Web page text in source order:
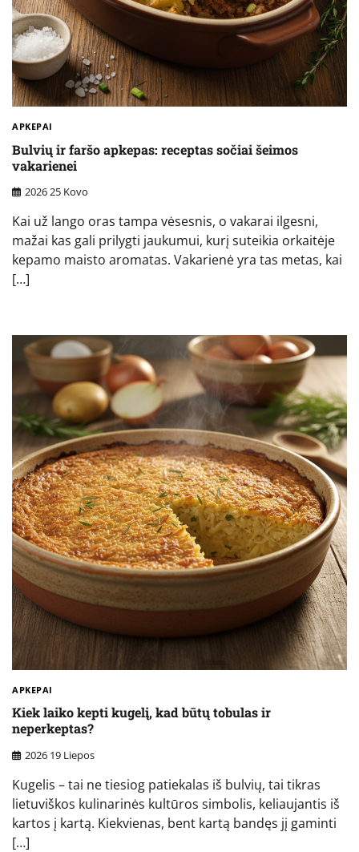
APKEPAI
Bulvių ir faršo apkepas: receptas sočiai šeimos
vakarienei
2026 25 Kovo
Kai už lango oras tampa vėsesnis, o vakarai ilgesni,
mažai kas gali prilygti jaukumui, kurį suteikia orkaitėje
kepamo maisto aromatas. Vakarienė yra tas metas, kai
[…]
APKEPAI
Kiek laiko kepti kugelį, kad būtų tobulas ir
neperkeptas?
2026 19 Liepos
Kugelis – tai ne tiesiog patiekalas iš bulvių, tai tikras
lietuviškos kulinarinės kultūros simbolis, keliaujantis iš
kartos į kartą. Kiekvienas, bent kartą bandęs jį gaminti
[…]